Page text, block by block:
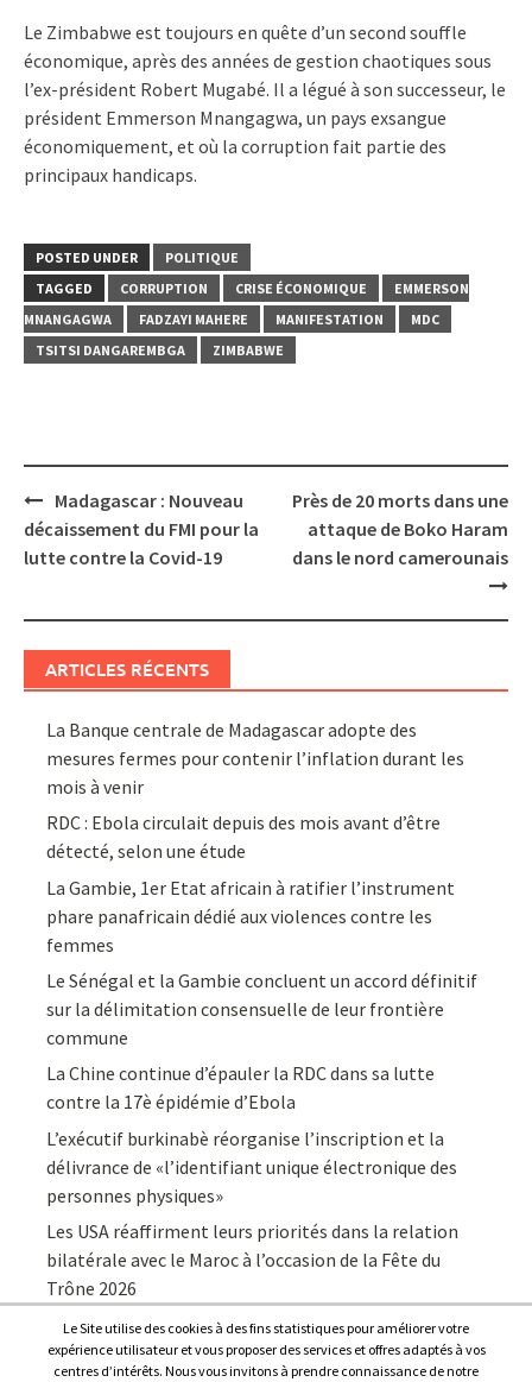
Le Zimbabwe est toujours en quête d’un second souffle
économique, après des années de gestion chaotiques sous
l’ex-président Robert Mugabé. Il a légué à son successeur, le
président Emmerson Mnangagwa, un pays exsangue
économiquement, et où la corruption fait partie des
principaux handicaps.
POSTED UNDER
POLITIQUE
TAGGED
CORRUPTION CRISE ÉCONOMIQUE
EMMERSON
MNANGAGWA
FADZAYI MAHERE MANIFESTATION
MDC
TSITSI DANGAREMBGA
ZIMBABWE
Post
navigation
Madagascar : Nouveau
décaissement du FMI pour la
lutte contre la Covid-19
Près de 20 morts dans une
attaque de Boko Haram
dans le nord camerounais
ARTICLES RÉCENTS
La Banque centrale de Madagascar adopte des
mesures fermes pour contenir l’inflation durant les
mois à venir
RDC : Ebola circulait depuis des mois avant d’être
détecté, selon une étude
La Gambie, 1er Etat africain à ratifier l’instrument
phare panafricain dédié aux violences contre les
femmes
Le Sénégal et la Gambie concluent un accord définitif
sur la délimitation consensuelle de leur frontière
commune
La Chine continue d’épauler la RDC dans sa lutte
contre la 17è épidémie d’Ebola
L’exécutif burkinabè réorganise l’inscription et la
délivrance de «l’identifiant unique électronique des
personnes physiques»
Les USA réaffirment leurs priorités dans la relation
bilatérale avec le Maroc à l’occasion de la Fête du
Trône 2026
Le Site utilise des cookies à des fins statistiques pour améliorer votre
expérience utilisateur et vous proposer des services et offres adaptés à vos
centres d’intérêts. Nous vous invitons à prendre connaissance de notre